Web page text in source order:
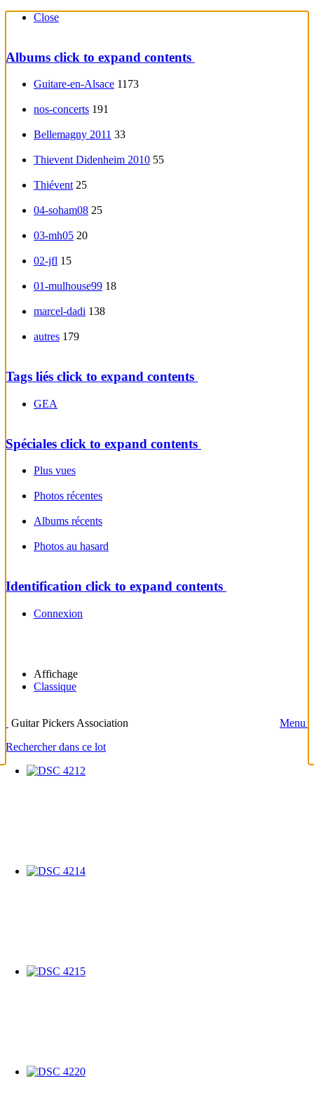
Close
Albums click to expand contents
Guitare-en-Alsace 1173
nos-concerts 191
Bellemagny 2011 33
Thievent Didenheim 2010 55
Thiévent 25
04-soham08 25
03-mh05 20
02-jfl 15
01-mulhouse99 18
marcel-dadi 138
autres 179
Tags liés click to expand contents
GEA
Spéciales click to expand contents
Plus vues
Photos récentes
Albums récents
Photos au hasard
Identification click to expand contents
Connexion
Affichage
Classique
Guitar Pickers Association
Menu
Rechercher dans ce lot